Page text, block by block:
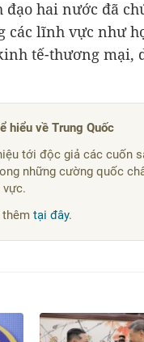
đạo hai nước đã
các lĩnh vực như
tế-thương mại,
hiểu về Trung Quốc
tới độc giả các cuốn
những cường quốc
vực.
tại đây.